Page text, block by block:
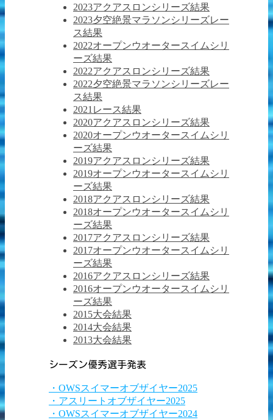
2023アクアスロンシリーズ結果
2023夕空絶景マラソンシリーズレー
ス結果
2022オープンウオータースイムシリ
ーズ結果
2022アクアスロンシリーズ結果
2022夕空絶景マラソンシリーズレー
ス結果
2021レース結果
2020アクアスロンシリーズ結果
2020オープンウオータースイムシリ
ーズ結果
2019アクアスロンシリーズ結果
2019オープンウオータースイムシリ
ーズ結果
2018アクアスロンシリーズ結果
2018オープンウオータースイムシリ
ーズ結果
2017アクアスロンシリーズ結果
2017オープンウオータースイムシリ
ーズ結果
2016アクアスロンシリーズ結果
2016オープンウオータースイムシリ
ーズ結果
2015大会結果
2014大会結果
2013大会結果
シーズン優秀選手発表
・OWSスイマーオブザイヤー2025
・アスリートオブザイヤー2025
・OWSスイマーオブザイヤー2024